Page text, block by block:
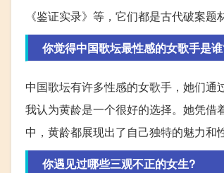
《鉴证实录》等，它们都是古代破案题
你觉得中国歌坛最性感的女歌手是
中国歌坛有许多性感的女歌手，她们通
我认为黄龄是一个很好的选择。她凭
中，黄龄都展现出了自己独特的魅力和
你遇见过哪些三观不正的女生?